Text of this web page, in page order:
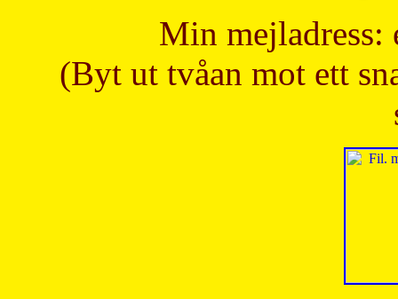
Min mejladress:
(Byt ut tvåan mot ett